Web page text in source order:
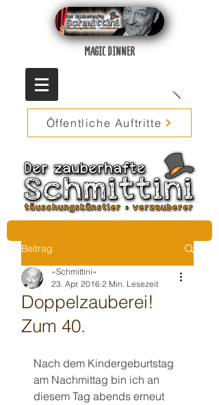
MAGIC DINNER
Öffentliche Auftritte
Beitrag
Doppelzauberei!
Zum 40.
»Schmittini«
23. Apr. 2016 2 Min. Lesezeit
Nach dem Kindergeburtstag
am Nachmittag bin ich an
diesem Tag abends erneut